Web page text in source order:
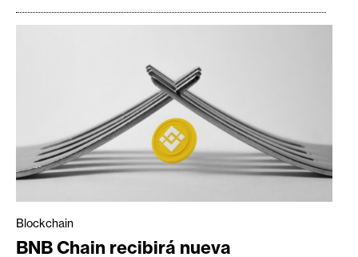
Blockchain
BNB Chain recibirá nueva